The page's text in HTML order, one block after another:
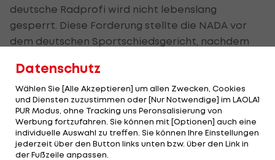
deutsche Radprofi wird nicht lebenslang
gesperrt. Diese Forderung stellte die NADA vor
dem deutschen Sportschiedsgericht, nachdem
Wachstumshormon-Dopings positiv getestet
wurde. Das Gericht wies die Klage zurück, da der
NADA der Nachweis nicht gelungen sei, dass
Sinkewitz gegen die Anti-Doping-Bestimmungen
verstoßen habe. Die Anti-Doping-Agentur bringt
den Fall nun vor das Internationale
Datenschutz
Wählen Sie [Alle Akzeptieren] um allen Zwecken, Cookies
und Diensten zuzustimmen oder [Nur Notwendige] im LAOLA1
PUR Modus, ohne Tracking uns Peronsalisierung von
Werbung fortzufahren. Sie können mit [Optionen] auch eine
individuelle Auswahl zu treffen. Sie können Ihre Einstellungen
jederzeit über den Button links unten bzw. über den Link in
der Fußzeile anpassen.